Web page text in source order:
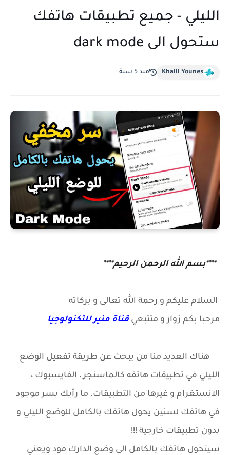
الليلي - جميع تطبيقات هاتفك
ستحول الى dark mode
Khalil Younes منذ 5 سنة
****بسم الله الرحمن الرحيم****
السلام عليكم و رحمة الله تعالى و بركاته
مرحبا بكم زوار و متتبعي قناة منير للتكنولوجيا
هناك العديد منا من يبحث عن طريقة تفعيل الوضع
الليلي في تطبيقات هاتفه كالماسنجر ، الفايسبوك ،
الانستغرام و غيرها من التطبيقات. ما رأيك بسر موجود
في هاتفك لسنين يحول هاتفك بالكامل للوضع الليلي و
بدون تطبيقات خارجية !!!
سيتحول هاتفك بالكامل الى وضع الدارك مود ويعني